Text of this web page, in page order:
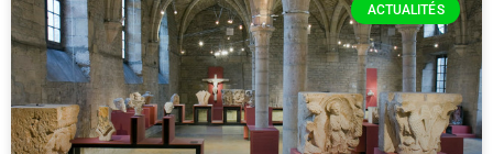
ACTUALITÉS